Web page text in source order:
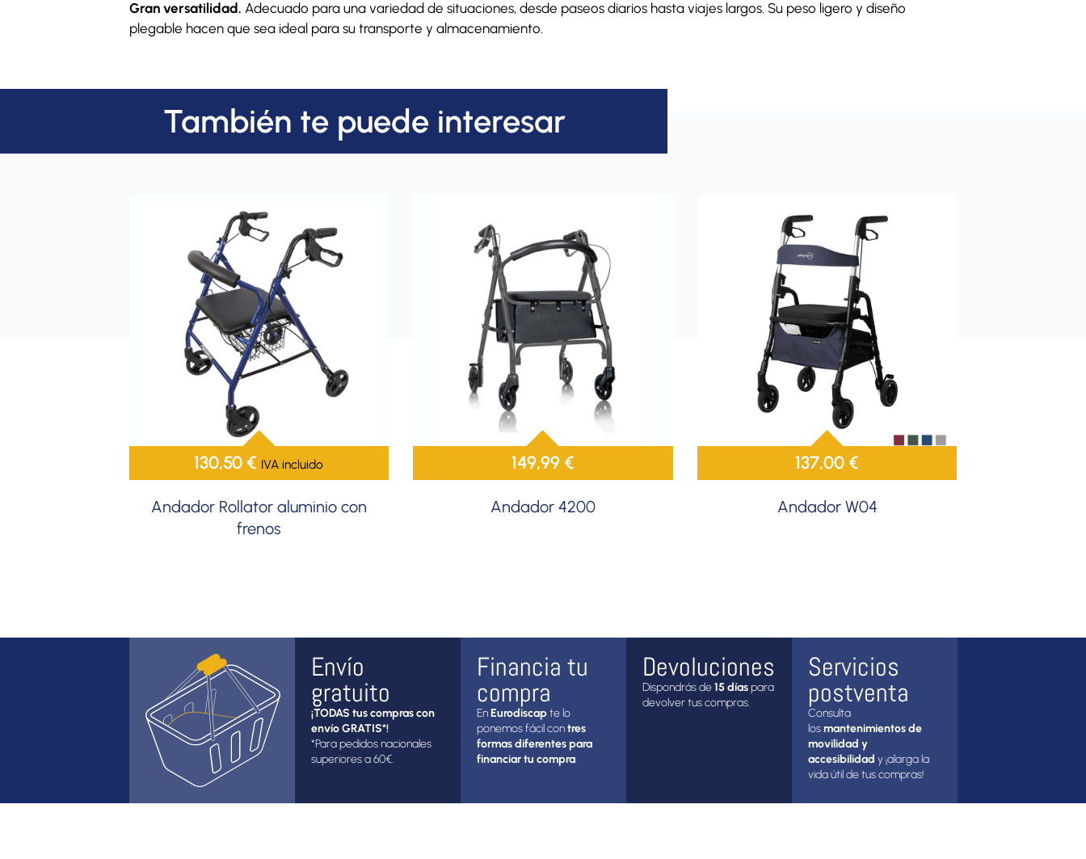
Gran versatilidad. Adecuado para una variedad de situaciones, desde paseos diarios hasta viajes largos. Su peso ligero y diseño
plegable hacen que sea ideal para su transporte y almacenamiento.
También te puede interesar
130,50€ IVA incluido
Andador Rollator aluminio con
frenos
149,99€
Andador 4200
137,00€
Andador W04
Envío
gratuito
¡TODAS tus compras con
envío GRATIS*!
*Para pedidos nacionales
superiores a 60€.
Financia tu
compra
EnEurodiscapte lo
ponemos fácil contres
formas diferentes para
financiar tu compra.
Devoluciones
Dispondrás de15 díaspara
devolver tus compras.
Servicios
postventa
Consulta
losmantenimientos de
movilidad y
accesibilidad y ¡alarga la
vida útil de tus compras!